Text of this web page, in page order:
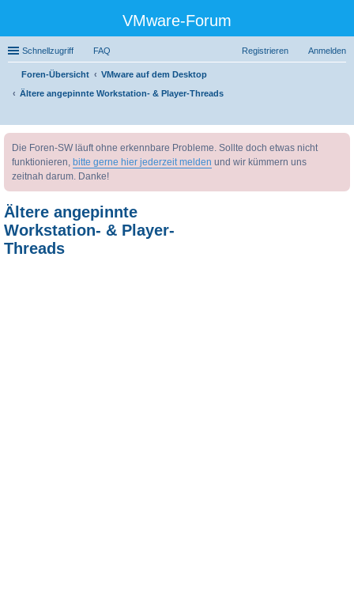
VMware-Forum
Schnellzugriff FAQ Anmelden
Registrieren
Foren-Übersicht
VMware auf dem Desktop
Ältere angepinnte Workstation- & Player-Threads
uc
Die Foren-SW läuft ohne erkennbare Probleme. Sollte doch etwas nicht
funktionieren, bitte gerne hier jederzeit melden und wir kümmern uns
zeitnah darum. Danke!
Ältere angepinnte
Workstation- & Player-
Threads